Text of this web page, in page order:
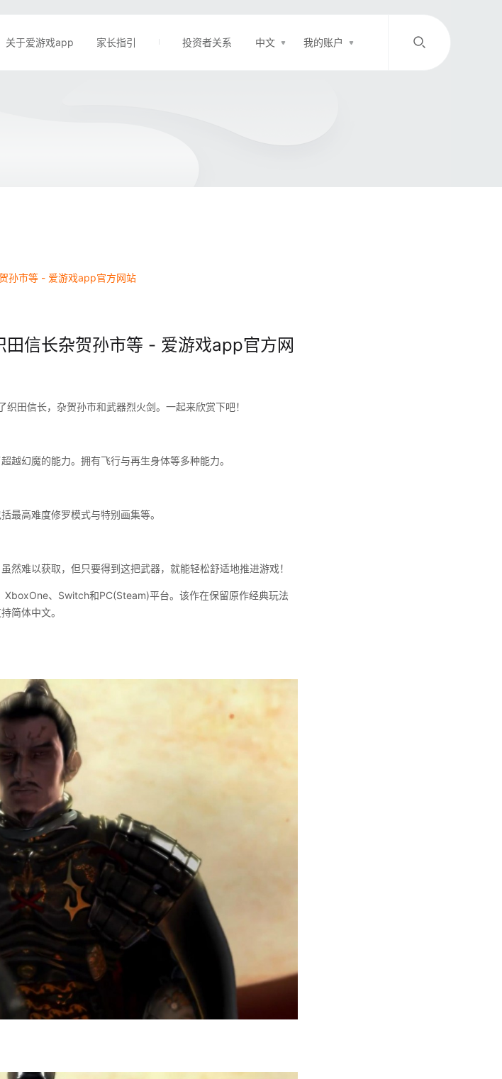
关于爱游戏app 家长指引 投资者关系 中文 我的账户
/
孙市等 - 爱游戏app官方网站
田信长杂贺孙市等 - 爱游戏app官方网
田信长，杂贺孙市和武器烈火剑。一起来欣赏下吧！
越幻魔的能力。拥有飞行与再生身体等多种能力。
最高难度修罗模式与特别画集等。
然难以获取，但只要得到这把武器，就能轻松舒适地推进游戏！
XboxOne、Switch和PC(Steam)平台。该作在保留原作经典玩法
简体中文。